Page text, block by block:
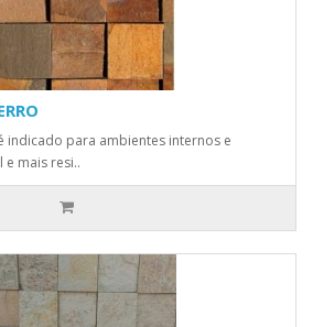
indicado para ambientes internos e
mais resi..